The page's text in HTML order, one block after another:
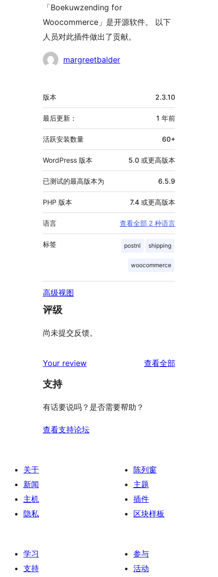
「Boekuwzending for
Woocommerce」是开源软件。 以下
人员对此插件做出了贡献。
贡
margreetbalder
额
外
信
息
版本 2.3.10
最后更新： 1 年前
活跃安装数量 60+
WordPress 版本 5.0 或更高版本
已测试的最高版本为 6.5.9
PHP 版本 7.4 或更高版本
语言 查看全部 2 种语言
标签 postnl shipping
woocommerce
高级视图
评级
尚未提交反馈。
Your review 查看全部
支持
有话要说吗？是否需要帮助？
查看支持论坛
关于
新闻
主机
隐私
陈列窗
主题
插件
区块样板
学习
支持
参与
活动